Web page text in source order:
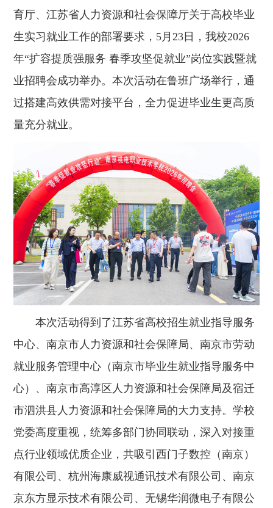
育厅、江苏省人力资源和社会保障厅关于高校毕业
生实习就业工作的部署要求，5月23日，我校2026
年“扩容提质强服务 春季攻坚促就业”岗位实践暨就
业招聘会成功举办。本次活动在鲁班广场举行，通
过搭建高效供需对接平台，全力促进毕业生更高质
量充分就业。
本次活动得到了江苏省高校招生就业指导服务
中心、南京市人力资源和社会保障局、南京市劳动
就业服务管理中心（南京市毕业生就业指导服务中
心）、南京市高淳区人力资源和社会保障局及宿迁
市泗洪县人力资源和社会保障局的大力支持。学校
党委高度重视，统筹多部门协同联动，深入对接重
点行业领域优质企业，共吸引西门子数控（南京）
有限公司、杭州海康威视通讯技术有限公司、南京
京东方显示技术有限公司、无锡华润微电子有限公